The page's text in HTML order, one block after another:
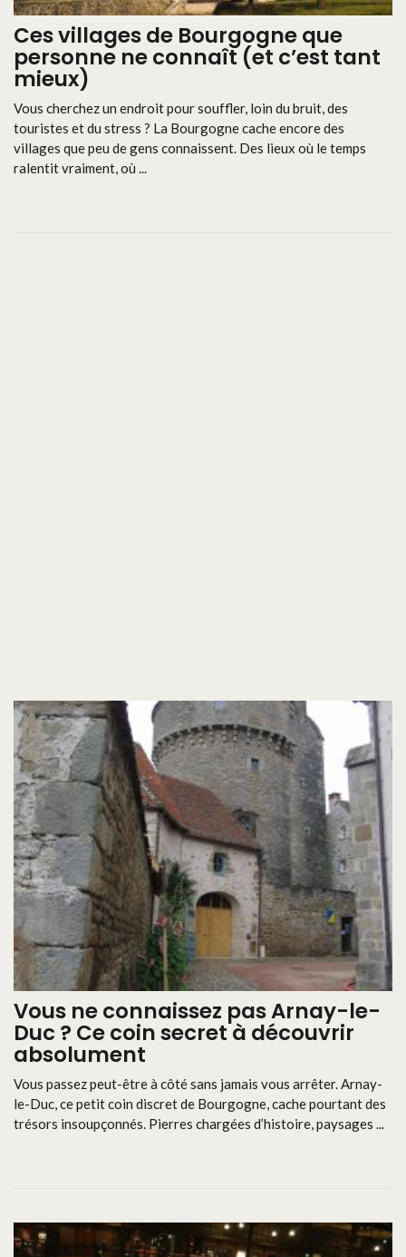
Ces villages de Bourgogne que
personne ne connaît (et c’est tant
mieux)
Vous cherchez un endroit pour souffler, loin du bruit, des
touristes et du stress ? La Bourgogne cache encore des
villages que peu de gens connaissent. Des lieux où le temps
ralentit vraiment, où ...
Vous ne connaissez pas Arnay-le-
Duc ? Ce coin secret à découvrir
absolument
Vous passez peut-être à côté sans jamais vous arrêter. Arnay-
le-Duc, ce petit coin discret de Bourgogne, cache pourtant des
trésors insoupçonnés. Pierres chargées d’histoire, paysages ...